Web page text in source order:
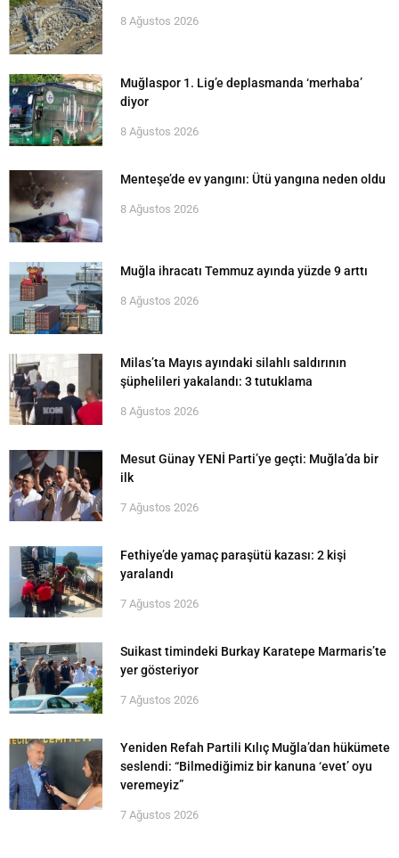
8 Ağustos 2026
Muğlaspor 1. Lig’e deplasmanda ‘merhaba’
diyor
8 Ağustos 2026
Menteşe’de ev yangını: Ütü yangına neden oldu
8 Ağustos 2026
Muğla ihracatı Temmuz ayında yüzde 9 arttı
8 Ağustos 2026
Milas’ta Mayıs ayındaki silahlı saldırının
şüphelileri yakalandı: 3 tutuklama
8 Ağustos 2026
Mesut Günay YENİ Parti’ye geçti: Muğla’da bir
ilk
7 Ağustos 2026
Fethiye’de yamaç paraşütü kazası: 2 kişi
yaralandı
7 Ağustos 2026
Suikast timindeki Burkay Karatepe Marmaris’te
yer gösteriyor
7 Ağustos 2026
Yeniden Refah Partili Kılıç Muğla’dan hükümete
seslendi: “Bilmediğimiz bir kanuna ‘evet’ oyu
veremeyiz”
7 Ağustos 2026